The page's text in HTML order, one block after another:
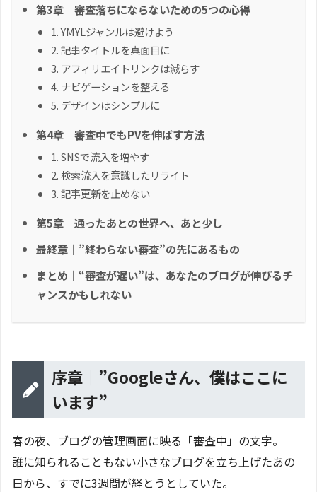
第3章｜審査落ちにならないための5つの心得
1. YMYLジャンルは避けよう
2. 記事タイトルを真面目に
3. アフィリエイトリンクは減らす
4. ナビゲーションを整える
5. デザインはシンプルに
第4章｜審査中でもPVを伸ばす方法
1. SNSで流入を増やす
2. 検索流入を意識したリライト
3. 記事更新を止めない
第5章｜通ったあとの世界へ、あと少し
最終章｜”終わらない審査”の先にあるもの
まとめ｜“審査が遅い”は、あなたのブログが伸びるチ
ャンスかもしれない
序章｜”Googleさん、僕はここに
います”
春の夜、ブログの管理画面に映る「審査中」の文字。
誰に知られることもない小さなブログを立ち上げたあの
日から、すでに3週間が経とうとしていた。